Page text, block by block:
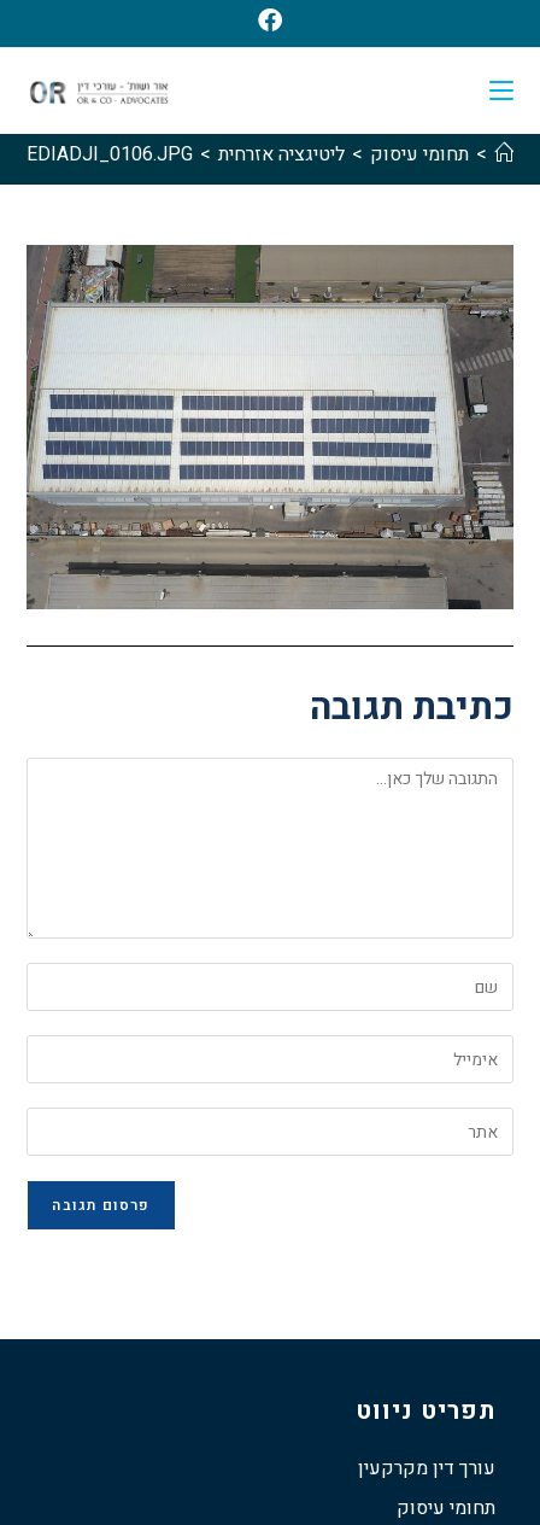
> תחומי עיסוק > ליטיגציה אזרחית >
כתיבת תגובה
תפריט ניווט
עורך דין מקרקעין
תחומי עיסוק